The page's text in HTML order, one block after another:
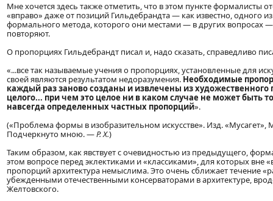
Мне хочется здесь также отметить, что в этом пункте формалисты
«вправо» даже от позиций Гильдебрандта — как известно, одного
формального метода, которого они местами — в других вопросах
повторяют.
О пропорциях Гильдебрандт писал и, надо сказать, справедливо
«...все так называемые учения о пропорциях, установленные для
своей являются результатом недоразумения. Необходимые
каждый раз заново созданы и извлечены из художественного
целого... при чем это целое ни в каком случае не может быть
навсегда определенных частных пропорций».
(«Проблема формы в изобразительном искусстве». Изд. «Мусагет»,
Подчеркнуто мною. —P. X.)
Таким образом, как явствует с очевидностью из предыдущего,
этом вопросе перед эклектиками и «классиками», для которых вне
пропорций архитектура немыслима. Это очень сближает течение
убежденными отечественными консерваторами в архитектуре,
Желтовского.